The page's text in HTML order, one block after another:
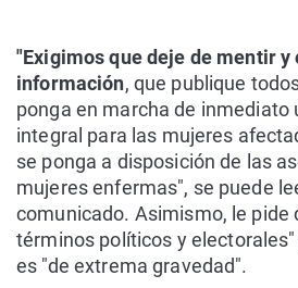
"Exigimos que deje de mentir y
información, que publique
ponga en marcha de inmediato
integral para las mujeres
se ponga a disposición de las
mujeres enfermas", se puede
comunicado. Asimismo, le pide
términos políticos y
es "de extrema gravedad".